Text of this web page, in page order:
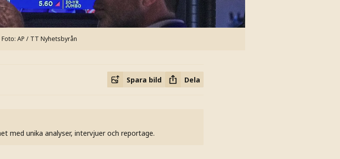
Foto: AP / TT Nyhetsbyrån
Spara bild Dela
med unika analyser, intervjuer och reportage.